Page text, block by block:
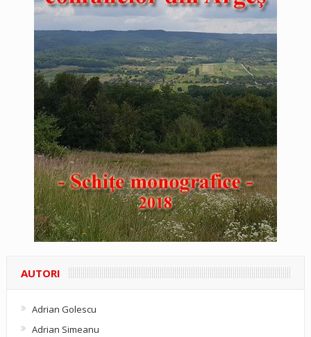
AUTORI
Adrian Golescu
Adrian Simeanu